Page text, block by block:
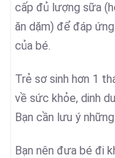
cấp đủ lượng sữa
ăn dặm) để đáp
của bé.
Trẻ sơ sinh hơn 1
về sức khỏe, dinh
Bạn cần lưu ý
Bạn nên đưa bé đi